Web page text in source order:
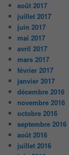
août 2017
juillet 2017
juin 2017
mai 2017
avril 2017
mars 2017
février 2017
janvier 2017
décembre 2016
novembre 2016
octobre 2016
septembre 2016
août 2016
juillet 2016